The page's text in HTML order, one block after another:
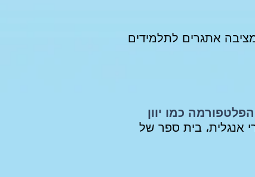
אתגרים לתלמידים
כמו יוון
אנגלית، בית ספר של